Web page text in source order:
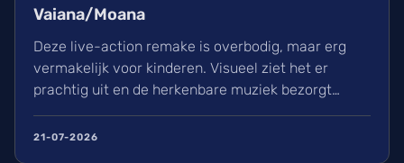
Vaiana/Moana
Deze live-action remake is overbodig, maar erg
vermakelijk voor kinderen. Visueel ziet het er
prachtig uit en de herkenbare muziek bezorgt
kippenvel. Hoewel de lore complex is, zorgt het
avontuur voor een heerlijke ervaring in de
21-07-2026